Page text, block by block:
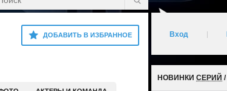
ДОБАВИТЬ В ИЗБРАННОЕ Вход
НОВИНКИ СЕРИЙ /